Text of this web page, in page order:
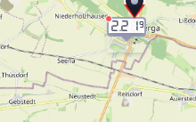
2.219